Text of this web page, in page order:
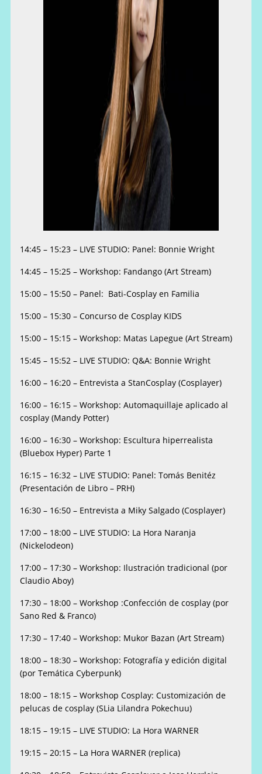
14:45 – 15:23 – LIVE STUDIO: Panel: Bonnie Wright
14:45 – 15:25 – Workshop: Fandango (Art Stream)
15:00 – 15:50 – Panel: Bati-Cosplay en Familia
15:00 – 15:30 – Concurso de Cosplay KIDS
15:00 – 15:15 – Workshop: Matas Lapegue (Art Stream)
15:45 – 15:52 – LIVE STUDIO: Q&A: Bonnie Wright
16:00 – 16:20 – Entrevista a StanCosplay (Cosplayer)
16:00 – 16:15 – Workshop: Automaquillaje aplicado al
cosplay (Mandy Potter)
16:00 – 16:30 – Workshop: Escultura hiperrealista
(Bluebox Hyper) Parte 1
16:15 – 16:32 – LIVE STUDIO: Panel: Tomás Benitéz
(Presentación de Libro – PRH)
16:30 – 16:50 – Entrevista a Miky Salgado (Cosplayer)
17:00 – 18:00 – LIVE STUDIO: La Hora Naranja
(Nickelodeon)
17:00 – 17:30 – Workshop: Ilustración tradicional (por
Claudio Aboy)
17:30 – 18:00 – Workshop :Confección de cosplay (por
Sano Red & Franco)
17:30 – 17:40 – Workshop: Mukor Bazan (Art Stream)
18:00 – 18:30 – Workshop: Fotografía y edición digital
(por Temática Cyberpunk)
18:00 – 18:15 – Workshop Cosplay: Customización de
pelucas de cosplay (SLia Lilandra Pokechuu)
18:15 – 19:15 – LIVE STUDIO: La Hora WARNER
19:15 – 20:15 – La Hora WARNER (replica)